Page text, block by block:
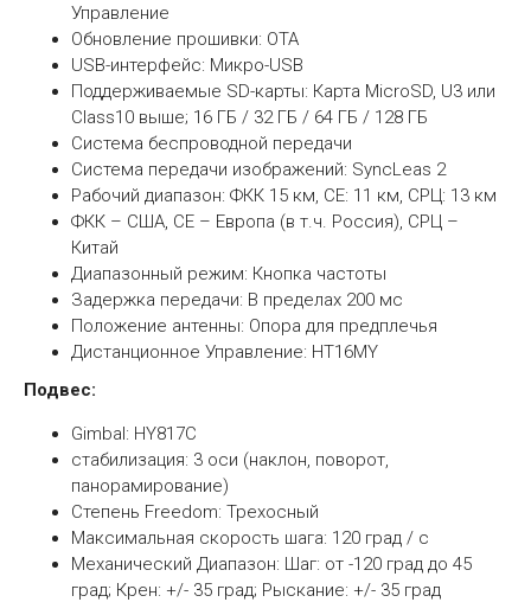
Управление
Обновление прошивки: ОТА
USB-интерфейс: Микро-USB
Поддерживаемые SD-карты: Карта MicroSD, U3 или
Class10 выше; 16 ГБ / 32 ГБ / 64 ГБ / 128 ГБ
Система беспроводной передачи
Система передачи изображений: SyncLeas 2
Рабочий диапазон: ФКК 15 км, СЕ: 11 км, СРЦ: 13 км
ФКК – США, СЕ – Европа (в т.ч. Россия), СРЦ –
Китай
Диапазонный режим: Кнопка частоты
Задержка передачи: В пределах 200 мс
Положение антенны: Опора для предплечья
Дистанционное Управление: HT16MY
Подвес:
Gimbal: HY817C
стабилизация: 3 оси (наклон, поворот,
панорамирование)
Степень Freedom: Трехосный
Максимальная скорость шага: 120 град / с
Механический Диапазон: Шаг: от -120 град до 45
град; Крен: +/- 35 град; Рыскание: +/- 35 град